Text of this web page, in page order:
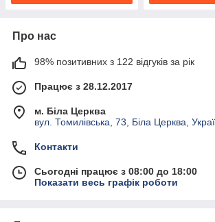
Про нас
98% позитивних з 122 відгуків за рік
Працює з 28.12.2017
м. Біла Церква
вул. Томилівська, 73, Біла Церква,
Контакти
Сьогодні працює з 08:00 до 18:00
Показати весь графік роботи